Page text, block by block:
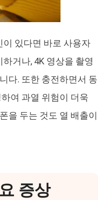
있다면 바로 사용자
거나, 4K 영상을 촬영
다. 또한 충전하면서 동
여 과열 위험이 더욱
을 두는 것도 열 배출이
증상